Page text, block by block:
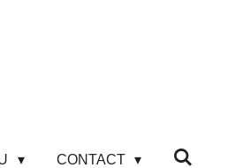
CONTACT